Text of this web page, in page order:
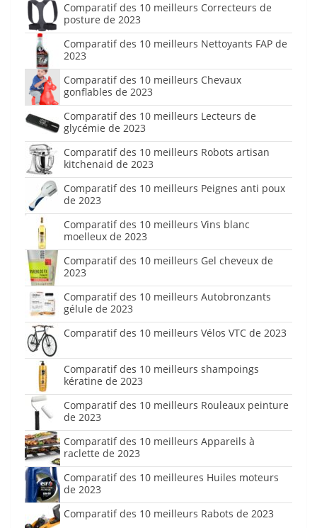
Comparatif des 10 meilleurs Correcteurs de
posture de 2023
Comparatif des 10 meilleurs Nettoyants FAP de
2023
Comparatif des 10 meilleurs Chevaux
gonflables de 2023
Comparatif des 10 meilleurs Lecteurs de
glycémie de 2023
Comparatif des 10 meilleurs Robots artisan
kitchenaid de 2023
Comparatif des 10 meilleurs Peignes anti poux
de 2023
Comparatif des 10 meilleurs Vins blanc
moelleux de 2023
Comparatif des 10 meilleurs Gel cheveux de
2023
Comparatif des 10 meilleurs Autobronzants
gélule de 2023
Comparatif des 10 meilleurs Vélos VTC de 2023
Comparatif des 10 meilleurs shampoings
kératine de 2023
Comparatif des 10 meilleurs Rouleaux peinture
de 2023
Comparatif des 10 meilleurs Appareils à
raclette de 2023
Comparatif des 10 meilleures Huiles moteurs
de 2023
Comparatif des 10 meilleurs Rabots de 2023